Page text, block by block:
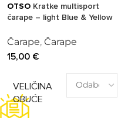
OTSO Kratke multisport
čarape – light Blue & Yellow
Čarape, Čarape
15,00 €
VELIČINA
OBUĆE